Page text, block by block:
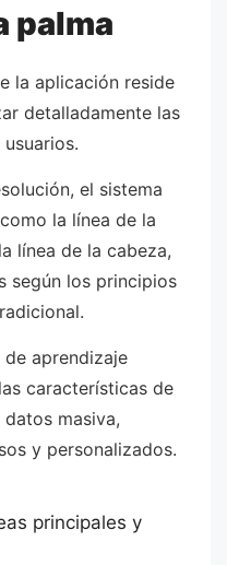
palma
la aplicación reside
detalladamente las
el sistema
la línea de la
línea de la cabeza,
según los principios
aprendizaje
características de
masiva,
y personalizados.
principales y